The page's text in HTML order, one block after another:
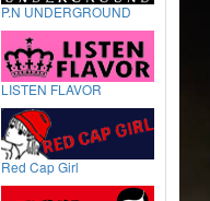
P.N UNDERGROUND
LISTEN FLAVOR
Red Cap Girl